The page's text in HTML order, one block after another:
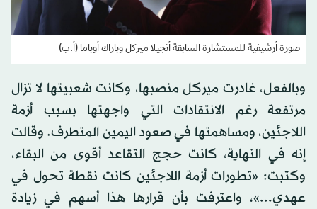
صورة أرشيفية للمستشارة السابقة أنجيلا ميركل وباراك أوباما (أ.ب)
وبالفعل، غادرت ميركل منصبها، وكانت شعبيتها لا تزال
مرتفعة رغم الانتقادات التي واجهتها بسبب أزمة
اللاجئين، ومساهمتها في صعود اليمين المتطرف. وقالت
إنه في النهاية، كانت حجج التقاعد أقوى من البقاء،
وكتبت: «تطورات أزمة اللاجئين كانت نقطة تحول في
عهدي...»، واعترفت بأن قرارها هذا أسهم في زيادة